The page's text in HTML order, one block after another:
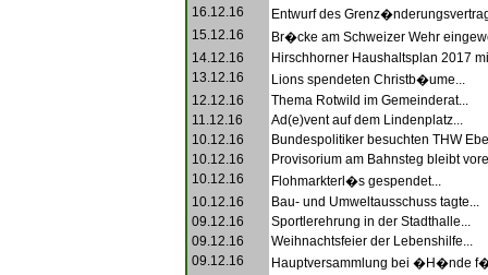
16.12.16
Entwurf des
15.12.16
Br�cke am Schweizer Wehr
14.12.16
Hirschhorner Haushaltsplan 2017
13.12.16
Lions spendeten Christb�ume...
12.12.16
Thema Rotwild im Gemeinderat...
11.12.16
Ad(e)vent auf dem Lindenplatz...
10.12.16
Bundespolitiker besuchten THW
10.12.16
Provisorium am Bahnsteg bleibt
10.12.16
Flohmarkterl�s gespendet...
10.12.16
Bau- und Umweltausschuss tagte...
09.12.16
Sportlerehrung in der Stadthalle...
09.12.16
Weihnachtsfeier der Lebenshilfe...
09.12.16
Hauptversammlung bei �H�nde